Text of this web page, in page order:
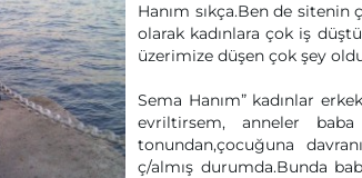
Hanım sıkça.Ben de
olarak kadınlara çok iş
üzerimize düşen çok şey
Sema Hanım” kadınlar
evriltirsem, anneler
tonundan,çocuğuna
ç/almış durumda.Bunda